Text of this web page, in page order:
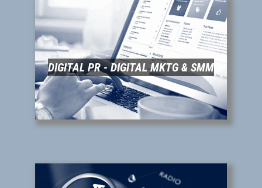
DIGITAL PR - DIGITAL MKTG & SMM